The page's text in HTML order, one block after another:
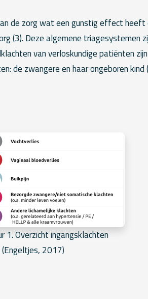
de zorg wat een gunstig effect heeft
(3). Deze algemene triagesystemen
van verloskundige patiënten
de zwangere en haar ongeboren kind
1. Overzicht ingangsklachten
2017)